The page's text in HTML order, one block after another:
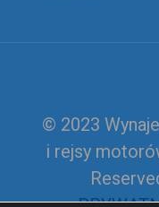
© 2023
i rejsy